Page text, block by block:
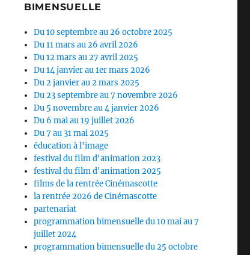
BIMENSUELLE
Du 10 septembre au 26 octobre 2025
Du 11 mars au 26 avril 2026
Du 12 mars au 27 avril 2025
Du 14 janvier au 1er mars 2026
Du 2 janvier au 2 mars 2025
Du 23 septembre au 7 novembre 2026
Du 5 novembre au 4 janvier 2026
Du 6 mai au 19 juillet 2026
Du 7 au 31 mai 2025
éducation à l'image
festival du film d'animation 2023
festival du film d'animation 2025
films de la rentrée Cinémascotte
la rentrée 2026 de Cinémascotte
partenariat
programmation bimensuelle du 10 mai au 7
juillet 2024
programmation bimensuelle du 25 octobre